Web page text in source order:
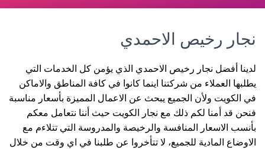
نجار رخيص الاحمدي
لدينا أفضل نجار رخيص الاحمدي الذي يؤمن كل الخدمات التي
يطلبها العملاء من شركتنا اينما كانوا في كافة المناطق والاماكن
في الكويت ولأن الجميع يبحث عن الاعمال المميزة بأسعار مناسبة
فنحن قد أمنا لكم ذلك مع نجار الكويت حيث أننا نتعامل معكم
بأنسب الاسعار المنافسة والرخيصة والمدروسة التي تتلاءم مع
الاوضاع المادية للجميع، لا تتأخروا عن طلبنا في اي وقت من خلال